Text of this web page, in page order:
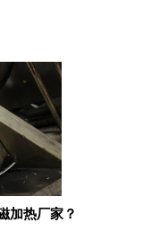
加热厂家？